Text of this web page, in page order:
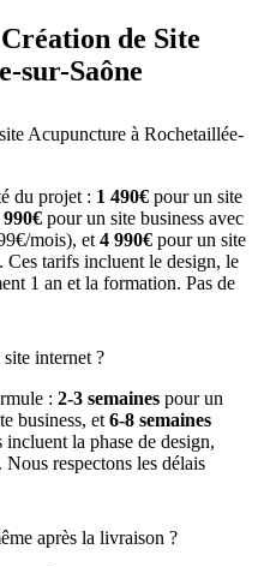
de Site
sur-Saône
Acupuncture à Rochetaillée-
du projet : 1 490€ pour un site
990€ pour un site business avec
mois), et 4 990€ pour un site
tarifs incluent le design, le
1 an et la formation. Pas de
internet ?
: 2-3 semaines pour un
business, et 6-8 semaines
la phase de design,
Nous respectons les délais
après la livraison ?